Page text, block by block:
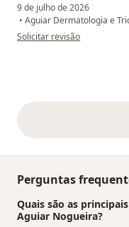
9 de julho de 2026
• Aguiar Dermatologia e
na opinião do utilizador
Solicitar revisão
Perguntas
Quais são as
Aguiar Nogueira?